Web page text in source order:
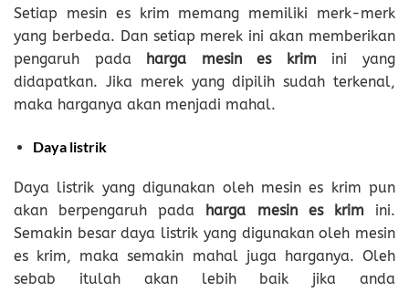
Setiap mesin es krim memang memiliki merk-merk
yang berbeda. Dan setiap merek ini akan memberikan
pengaruh pada harga mesin es krim ini yang
didapatkan. Jika merek yang dipilih sudah terkenal,
maka harganya akan menjadi mahal.
Daya listrik
Daya listrik yang digunakan oleh mesin es krim pun
akan berpengaruh pada
harga mesin es krim ini.
Semakin besar daya listrik yang digunakan oleh mesin
es krim, maka semakin mahal juga harganya. Oleh
sebab itulah akan lebih baik jika anda